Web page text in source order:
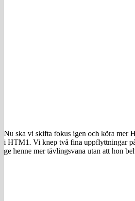
Nu ska vi skifta fokus igen och köra mer
i HTM1. Vi knep två fina uppflyttningar
ge henne mer tävlingsvana utan att hon